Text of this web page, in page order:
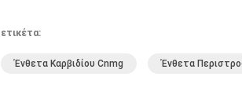
ετικέτα:
Ένθετα Καρβιδίου Cnmg Ένθετα